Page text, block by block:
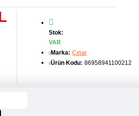
Stok:
VAR
Marka: Çınar
Ürün Kodu: 86958941100212